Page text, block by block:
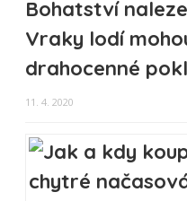
Bohatství
Vraky lodí
drahocenné
11. 4. 2020